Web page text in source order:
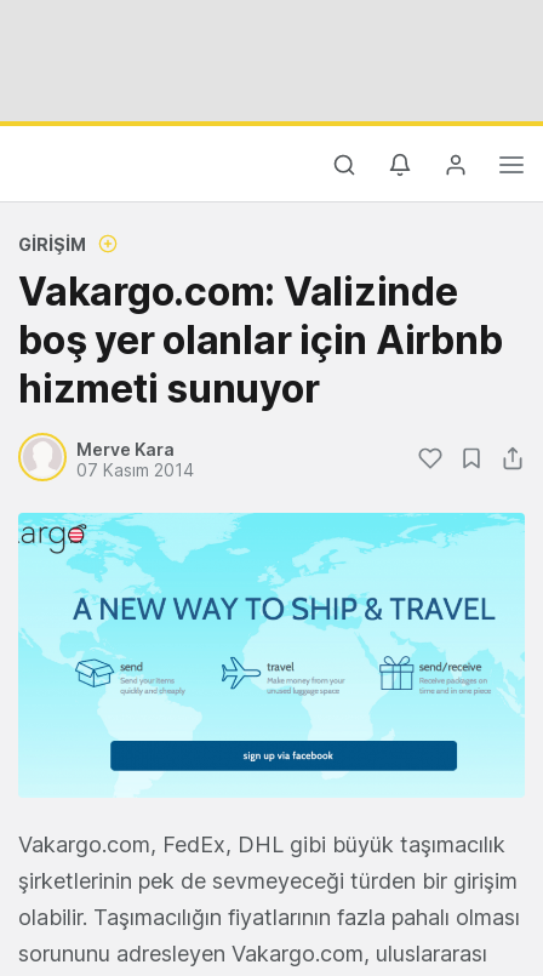
GIRIŞIM
Vakargo.com: Valizinde
boş yer olanlar için Airbnb
hizmeti sunuyor
Merve Kara
07 Kasım 2014
Vakargo.com, FedEx, DHL gibi büyük taşımacılık
şirketlerinin pek de sevmeyeceği türden bir girişim
olabilir. Taşımacılığın fiyatlarının fazla pahalı olması
sorununu adresleyen Vakargo.com, uluslararası